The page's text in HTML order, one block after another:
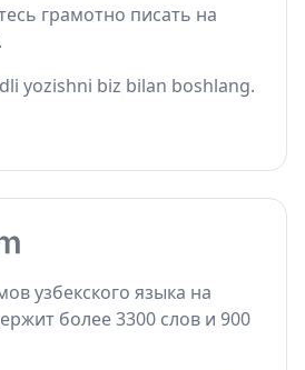
грамотно писать на
yozishni biz bilan boshlang.
узбекского языка на
более 3300 слов и 900